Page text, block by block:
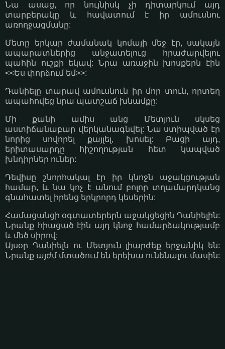
Նա ասաց, որ նույնիսկ չի դիտարկում այդ
տարբերակը և հավատում է իր ամուսնու
առողջացմանը:
Մետը երկար ժամանակ կոմայի մեջ էր, սակայն
ապարատներից անջատելուց հրաժարվելու
պահին ուշքի եկավ: Նրա առաջին խոսքերն էին
<<Ես փորձում եմ>>:
Դանիելը տարավ ամուսնուն իր մոր տուն, որտեղ
ապահովեց նրա պատշաճ խնամքը:
Մի քանի ամիս անց Մետյուն սկսեց
աստիճանաբար վերկանագնվել: Նա ստիպված էր
նորից սովորել քայլել, խոսել: Բացի այդ,
երիտասարդը հիշողության հետ կապված
խնդիրներ ուներ:
Դեվիսը շնորհակալ էր իր կնոջն աջակցության
համար, և նա կոչ է անում բոլոր տղամարդկանց
գնահատել իրենց երկրորդ կեսերին:
Համացանցի օգտատերերն աջակցեցին Դանիելին:
Նրանք հիացած էին այդ կնոջ համարձակությամբ
և մեծ սիրով:
Այսօր Դանիելն ու Մետյուն լիարժեք երջանիկ են:
Նրանք այժմ մտածում են երեխա ունենալու մասին: